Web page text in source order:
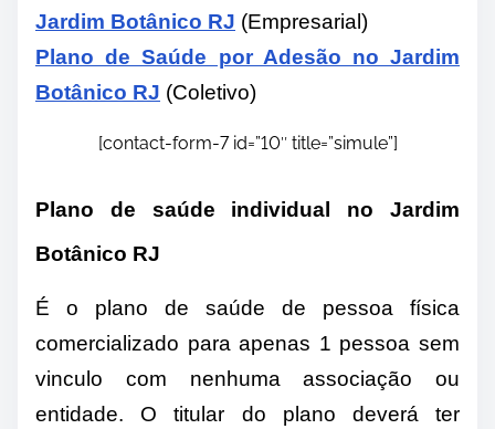
Jardim Botânico RJ (Empresarial)
Plano de Saúde por Adesão no Jardim
Botânico RJ (Coletivo)
[contact-form-7 id=”10″ title=”simule”]
Plano de saúde individual no Jardim
Botânico RJ
É o plano de saúde de pessoa física
comercializado para apenas 1 pessoa sem
vinculo com nenhuma associação ou
entidade. O titular do plano deverá ter